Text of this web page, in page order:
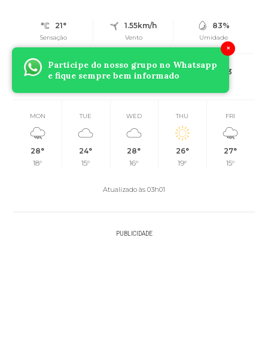
×
Participe do nosso grupo no Whatsapp
e fique sempre bem informado
21°
Sensação
1.55km/h
Vento
83%
Umidade
0%(0mm)
07h03 06h13
MON
28°
18°
TUE
24°
15°
WED
28°
16°
THU
26°
19°
FRI
27°
15°
Atualizado às 03h01
PUBLICIDADE